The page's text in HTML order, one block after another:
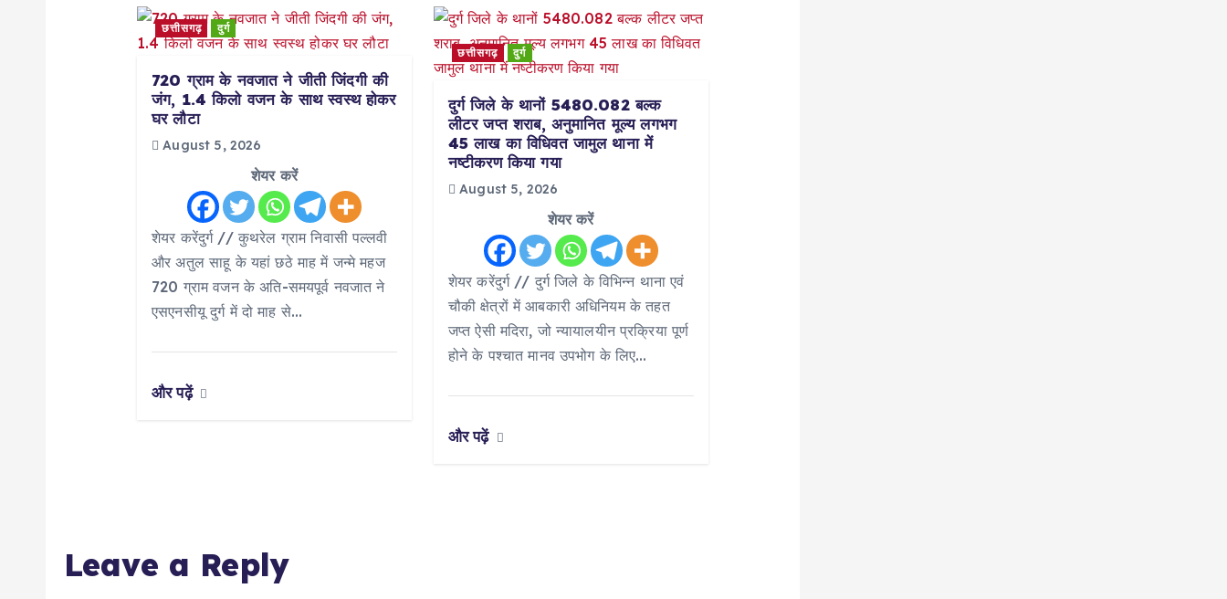
छत्तीसगढ़ दुर्ग
720 ग्राम के नवजात ने जीती जिंदगी की
जंग, 1.4 किलो वजन के साथ स्वस्थ होकर
घर लौटा
August 5, 2026
शेयर करें
शेयर करेंदुर्ग // कुथरेल ग्राम निवासी पल्लवी
और अतुल साहू के यहां छठे माह में जन्मे महज
720 ग्राम वजन के अति-समयपूर्व नवजात ने
एसएनसीयू दुर्ग में दो माह से…
और पढ़ें
छत्तीसगढ़ दुर्ग
दुर्ग जिले के थानों 5480.082 बल्क
लीटर जप्त शराब, अनुमानित मूल्य लगभग
45 लाख का विधिवत जामुल थाना में
नष्टीकरण किया गया
August 5, 2026
शेयर करें
शेयर करेंदुर्ग // दुर्ग जिले के विभिन्न थाना एवं
चौकी क्षेत्रों में आबकारी अधिनियम के तहत
जप्त ऐसी मदिरा, जो न्यायालयीन प्रक्रिया पूर्ण
होने के पश्चात मानव उपभोग के लिए…
और पढ़ें
Leave a Reply